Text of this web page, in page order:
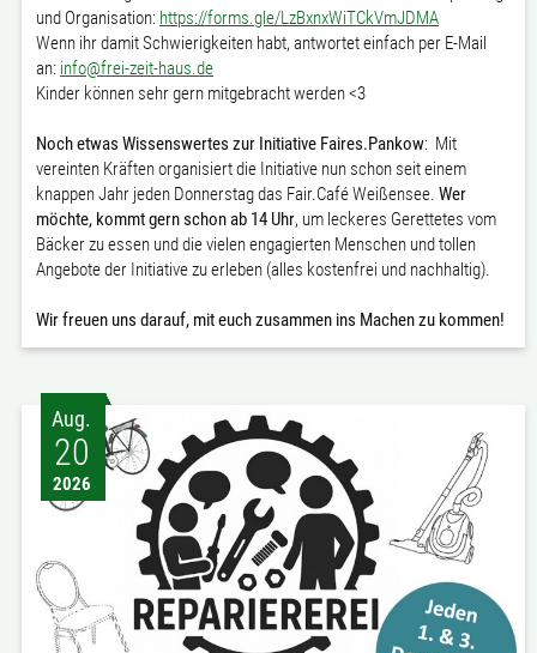
und Organisation: https://forms.gle/LzBxnxWiTCkVmJDMA
Wenn ihr damit Schwierigkeiten habt, antwortet einfach per E-Mail
an: info@frei-zeit-haus.de
Kinder können sehr gern mitgebracht werden <3
Noch etwas Wissenswertes zur Initiative Faires.Pankow: Mit
vereinten Kräften organisiert die Initiative nun schon seit einem
knappen Jahr jeden Donnerstag das Fair.Café Weißensee. Wer
möchte, kommt gern schon ab 14 Uhr, um leckeres Gerettetes vom
Bäcker zu essen und die vielen engagierten Menschen und tollen
Angebote der Initiative zu erleben (alles kostenfrei und nachhaltig).
Wir freuen uns darauf, mit euch zusammen ins Machen zu kommen!
Aug.
20
2026